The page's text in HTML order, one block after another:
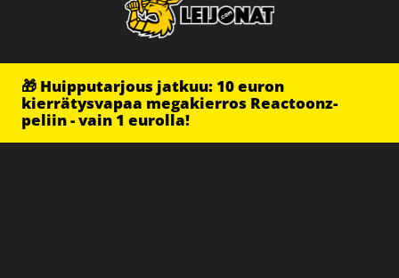
🎁 Huipputarjous jatkuu: 10 euron
kierrätysvapaa megakierros Reactoonz-
peliin - vain 1 eurolla!